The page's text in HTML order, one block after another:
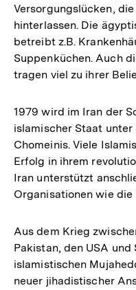
Versorgungslücken,
hinterlassen. Die
betreibt z.B.
Suppenküchen. Auch
tragen viel zu ihrer
1979 wird im Iran der
islamischer Staat
Chomeinis. Viele
Erfolg in ihrem
Iran unterstützt
Organisationen wie
Aus dem Krieg
Pakistan, den USA
islamistischen
neuer jihadistischer